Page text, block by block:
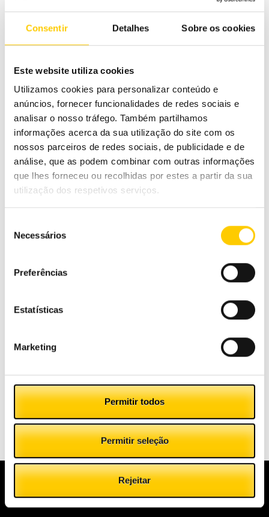
Consentir Detalhes Sobre os cookies
Este website utiliza cookies
Utilizamos cookies para personalizar conteúdo e
anúncios, fornecer funcionalidades de redes sociais e
analisar o nosso tráfego. Também partilhamos
informações acerca da sua utilização do site com os
nossos parceiros de redes sociais, de publicidade e de
análise, que as podem combinar com outras informações
que lhes forneceu ou recolhidas por estes a partir da sua
utilização dos respetivos serviços.
Necessários
Preferências
Estatísticas
Marketing
Permitir todos
Permitir seleção
Rejeitar
Se tem uma pequena empresa que faz parte do
agrícola, pesca, setor financeiro ou lotarias e jogos
de aposta), este é o momento de adquirir a sua
Cashlogy e melhorar o seu negócio, ganhando
tempo e tranquilidade. Para mais informações
escreva parainfo@cashlogy.com ou cliqueaqui.
Navegação
artigos
Programa APOIAR.PT:
ajudas para o setor de
Retalho e Restauração
Cashlogy, premiado
no prestigioso
European Product
Design Award
Categorías
#CashlogyConsigo
Pequenas empresas
Sem categoria